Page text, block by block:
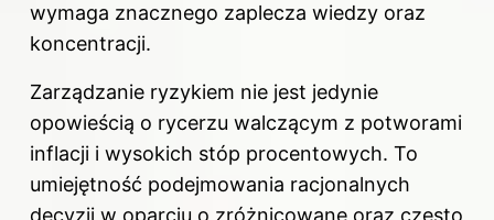
wymaga znacznego zaplecza wiedzy oraz
koncentracji.
Zarządzanie ryzykiem nie jest jedynie
opowieścią o rycerzu walczącym z potworami
inflacji i wysokich stóp procentowych. To
umiejętność podejmowania racjonalnych